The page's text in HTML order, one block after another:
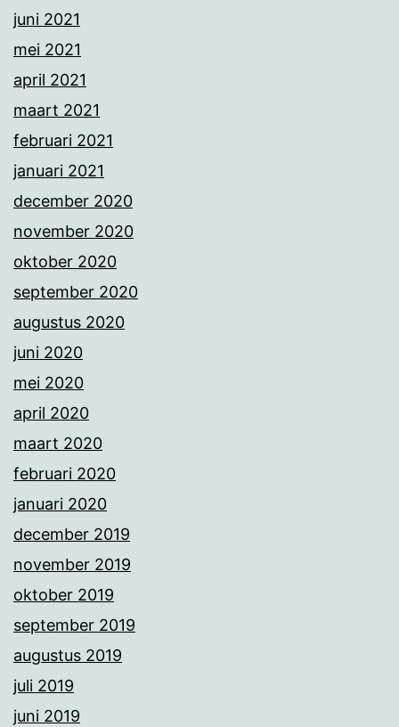
juni 2021
mei 2021
april 2021
maart 2021
februari 2021
januari 2021
december 2020
november 2020
oktober 2020
september 2020
augustus 2020
juni 2020
mei 2020
april 2020
maart 2020
februari 2020
januari 2020
december 2019
november 2019
oktober 2019
september 2019
augustus 2019
juli 2019
juni 2019